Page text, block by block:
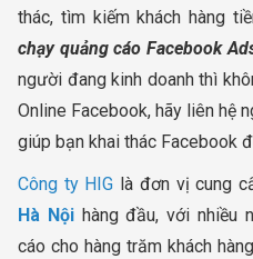
thác, tìm kiếm khách hàng
chạy quảng cáo Facebook
người đang kinh doanh thì
Online Facebook, hãy liên hệ
giúp bạn khai thác Facebook
Công ty HIG là đơn vị cung
Hà Nộihàng đầu, với nhiều
cáo cho hàng trăm khách